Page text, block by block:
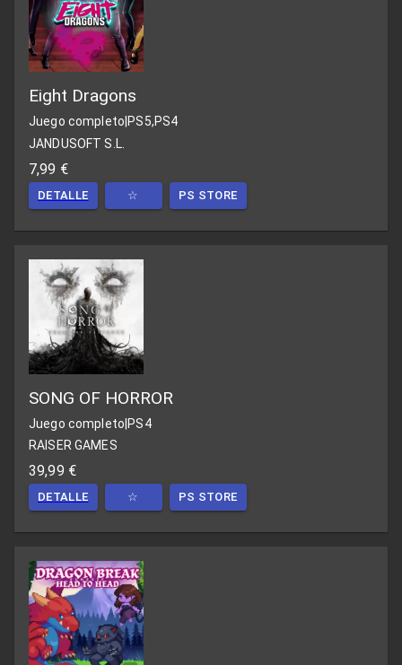
Eight Dragons
Juego completo PS5,PS4
JANDUSOFT S.L.
7,99 €
DETALLE ☆ PS STORE
SONG OF HORROR
Juego completo|PS4
RAISER GAMES
39,99 €
DETALLE ☆ PS STORE